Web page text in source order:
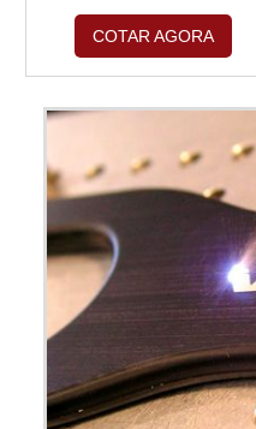
problemas ou perda
Neste sentido,
e gravação a laser
como pagar o mais
tornar uma
vantagens...
COTAR AGORA